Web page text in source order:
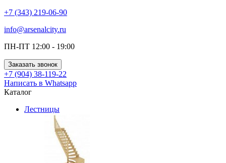
+7 (343) 219-06-90
info@arsenalcity.ru
ПН-ПТ 12:00 - 19:00
Заказать звонок
+7 (904) 38-119-22
Написать в Whatsapp
Каталог
Лестницы